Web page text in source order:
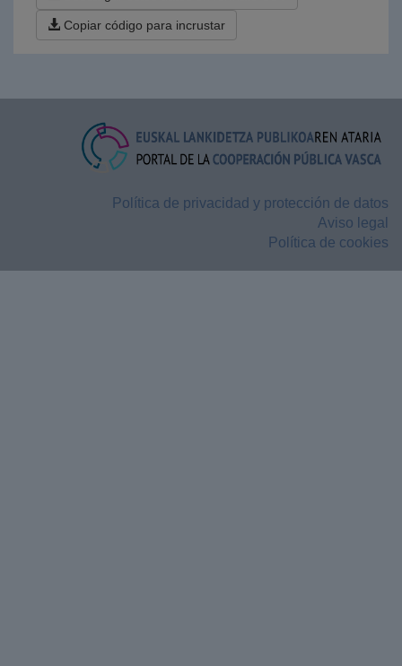
Copiar código para incrustar
Política de privacidad y protección de datos
Aviso legal
Política de cookies